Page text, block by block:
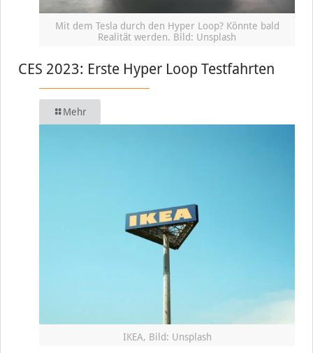
Mit dem Tesla durch den Hyper Loop? Könnte bald
Realität werden. Bild: Unsplash
CES 2023: Erste Hyper Loop Testfahrten
Mehr
IKEA, Bild: Unsplash